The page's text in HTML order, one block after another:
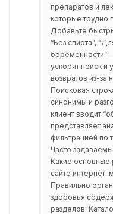
препаратов и
которые трудно
Добавьте
“Без спирта”,
беременности”
ускорят поиск и
возвратов из-за
Поисковая
синонимы и
клиент вводит
представляет
фильтрацией по
Часто
Какие основные
сайте интернет-
Правильно
здоровья
разделов.